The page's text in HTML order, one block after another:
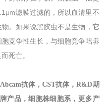
μm滤膜过滤的，所以血清里不
。如果说黑胶虫不是生物，它
竞争性生长，与细胞竞争培养
死亡。
抗体，CST抗体，R&D期
产品，细胞株细胞系，更多产